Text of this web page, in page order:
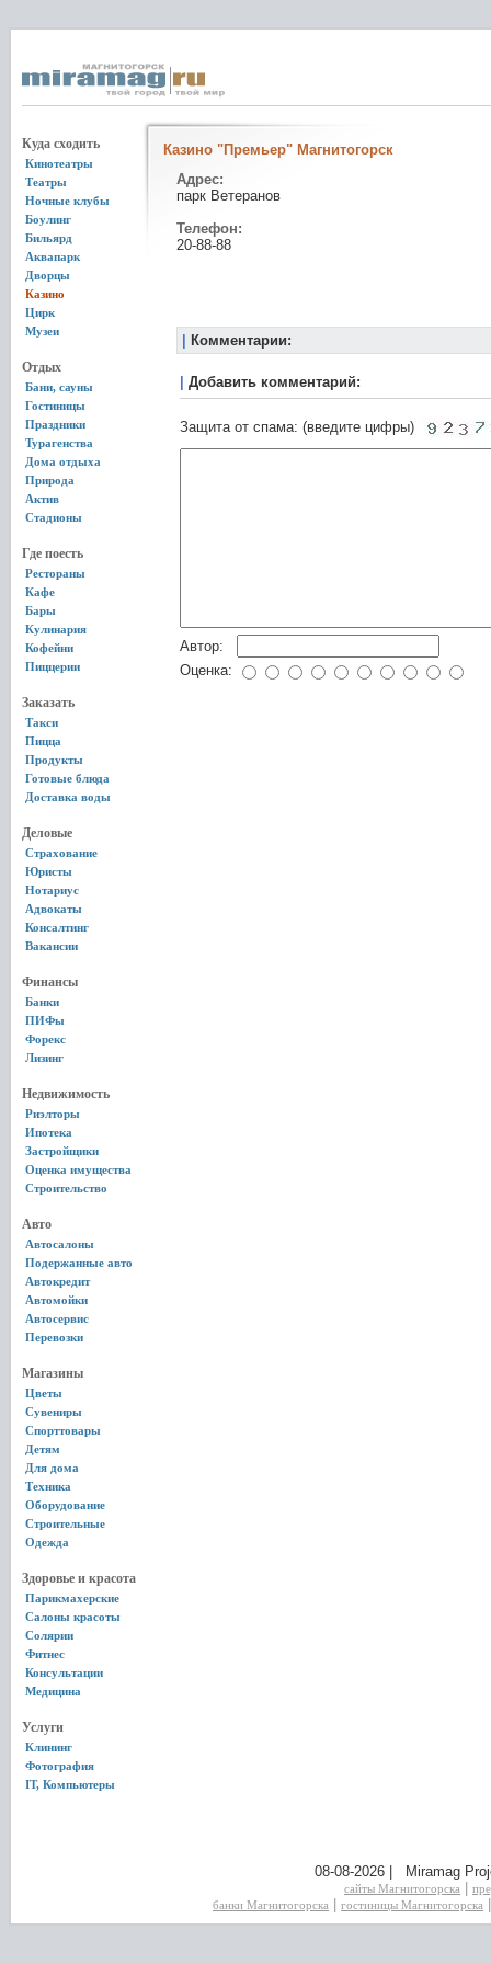
Куда сходить
Кинотеатры
Театры
Ночные клубы
Боулинг
Бильярд
Аквапарк
Дворцы
Казино
Цирк
Музеи
Отдых
Бани, сауны
Гостиницы
Праздники
Турагенства
Дома отдыха
Природа
Актив
Стадионы
Где поесть
Рестораны
Кафе
Бары
Кулинария
Кофейни
Пиццерии
Заказать
Такси
Пицца
Продукты
Готовые блюда
Доставка воды
Деловые
Страхование
Юристы
Нотариус
Адвокаты
Консалтинг
Вакансии
Финансы
Банки
ПИФы
Форекс
Лизинг
Недвижимость
Риэлторы
Ипотека
Застройщики
Оценка имущества
Строительство
Авто
Автосалоны
Подержанные авто
Автокредит
Автомойки
Автосервис
Перевозки
Магазины
Цветы
Сувениры
Спорттовары
Детям
Для дома
Техника
Оборудование
Строительные
Одежда
Здоровье и красота
Парикмахерские
Салоны красоты
Солярии
Фитнес
Консультации
Медицина
Услуги
Клининг
Фотография
IT, Компьютеры
Казино "Премьер" Магнитогорск
Адрес:
парк Ветеранов
Телефон:
20-88-88
Комментарии:
Добавить комментарий:
Защита от спама: (введите цифры)
Автор:
Оценка:
08-08-2026 | Miramag
сайты Магнитогорска
банки Магнитогорска
гостиницы Магнитогорска